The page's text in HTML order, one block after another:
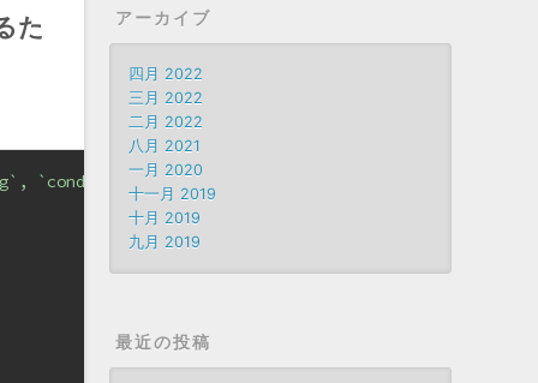
た
`message`) VALUES "
アーカイブ
四月 2022
三月 2022
二月 2022
八月 2021
一月 2020
十一月 2019
十月 2019
九月 2019
最近の投稿